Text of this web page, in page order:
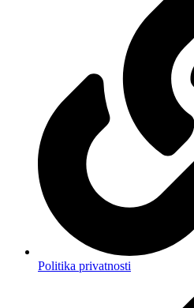
Politika privatnosti